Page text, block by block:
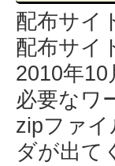
配布サイ
配布サイ
2010年
必要なワ
zipファ
ダが出て